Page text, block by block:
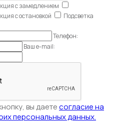
с замедлением
с остановкой
Подсветка
Телефон:
Ваш e-mail:
вы даетесогласие на
персональных данных.